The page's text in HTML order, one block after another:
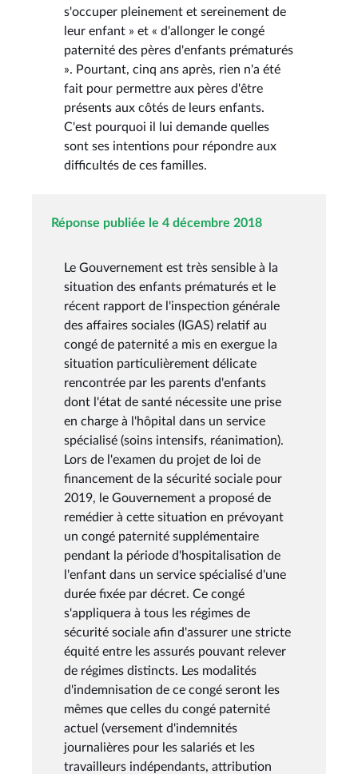
s'occuper pleinement et sereinement de
leur enfant » et « d'allonger le congé
paternité des pères d'enfants prématurés
». Pourtant, cinq ans après, rien n'a été
fait pour permettre aux pères d'être
présents aux côtés de leurs enfants.
C'est pourquoi il lui demande quelles
sont ses intentions pour répondre aux
difficultés de ces familles.
Réponse publiée le 4 décembre 2018
Le Gouvernement est très sensible à la
situation des enfants prématurés et le
récent rapport de l'inspection générale
des affaires sociales (IGAS) relatif au
congé de paternité a mis en exergue la
situation particulièrement délicate
rencontrée par les parents d'enfants
dont l'état de santé nécessite une prise
en charge à l'hôpital dans un service
spécialisé (soins intensifs, réanimation).
Lors de l'examen du projet de loi de
financement de la sécurité sociale pour
2019, le Gouvernement a proposé de
remédier à cette situation en prévoyant
un congé paternité supplémentaire
pendant la période d'hospitalisation de
l'enfant dans un service spécialisé d'une
durée fixée par décret. Ce congé
s'appliquera à tous les régimes de
sécurité sociale afin d'assurer une stricte
équité entre les assurés pouvant relever
de régimes distincts. Les modalités
d'indemnisation de ce congé seront les
mêmes que celles du congé paternité
actuel (versement d'indemnités
journalières pour les salariés et les
travailleurs indépendants, attribution